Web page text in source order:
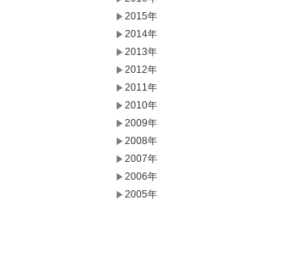
2015年
2014年
2013年
2012年
2011年
2010年
2009年
2008年
2007年
2006年
2005年